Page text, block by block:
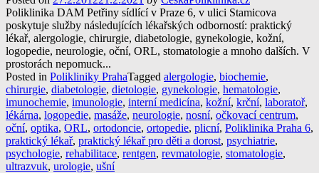
Poliklinika DAM Petřiny sídlící v Praze 6, v ulici Stamicova
poskytuje služby následujících lékařských odborností: praktický
lékař, alergologie, chirurgie, diabetologie, gynekologie, kožní,
logopedie, neurologie, oční, ORL, stomatologie a mnoho dalších. V
prostorách nepomuck...
Posted in Polikliniky PrahaTagged alergologie, biochemie,
chirurgie, diabetologie, dietologie, gynekologie, hematologie,
imunochemie, imunologie, interní medicína, kožní, krční, laboratoř,
lékárna, logopedie, masáže, neurologie, nosní, očkovací centrum,
oční, optika, ORL, ortodoncie, ortopedie, plicní, Poliklinika Praha 6,
praktický lékař, praktický lékař pro děti a dorost, psychiatrie,
psychologie, rehabilitace, rentgen, revmatologie, stomatologie,
ultrazvuk, urologie, ušní